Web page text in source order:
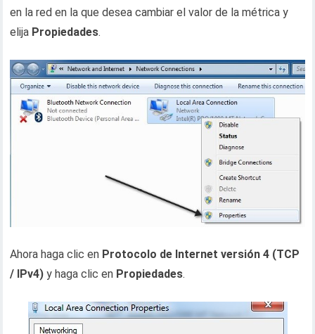
en la red en la que desea cambiar el valor de la métrica y
elija Propiedades.
Ahora haga clic en Protocolo de Internet versión 4 (TCP
/ IPv4) y haga clic en Propiedades.